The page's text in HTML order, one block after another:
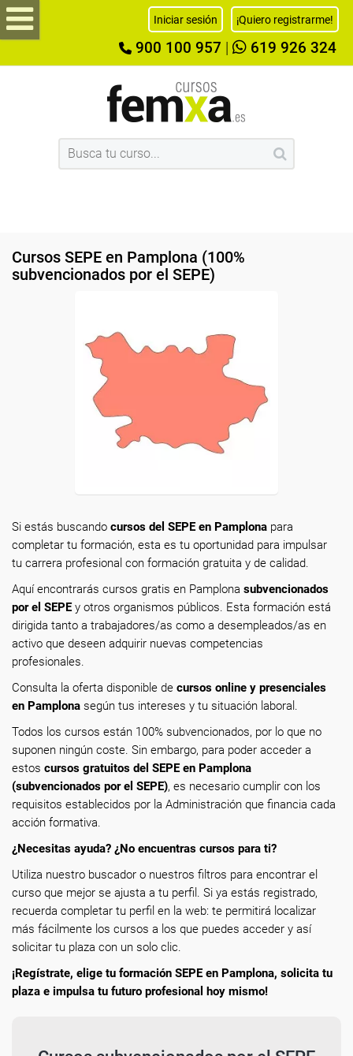
Iniciar sesión ¡Quiero registrarme!
900 100 957 619 926 324
Cursos SEPE en Pamplona (100%
subvencionados por el SEPE)
Si estás buscando cursos del SEPE en Pamplona para
completar tu formación, esta es tu oportunidad para impulsar
tu carrera profesional con formación gratuita y de calidad.
Aquí encontrarás cursos gratis en Pamplona subvencionados
por el SEPEy otros organismos públicos. Esta formación está
dirigida tanto a trabajadores/as como a desempleados/as en
activo que deseen adquirir nuevas competencias
profesionales.
Consulta la oferta disponible de cursos online y presenciales
en Pamplona según tus intereses y tu situación laboral.
Todos los cursos están 100% subvencionados, por lo que no
suponen ningún coste. Sin embargo, para poder acceder a
estos cursos gratuitos del SEPE en Pamplona
(subvencionados por el SEPE), es necesario cumplir con los
requisitos establecidos por la Administración que financia cada
acción formativa.
¿Necesitas ayuda? ¿No encuentras cursos para ti?
Utiliza nuestro buscador o nuestros filtros para encontrar el
curso que mejor se ajusta a tu perfil. Si ya estás registrado,
recuerda completar tu perfil en la web: te permitirá localizar
más fácilmente los cursos a los que puedes acceder y así
solicitar tu plaza con un solo clic.
¡Regístrate, elige tu formación SEPE en Pamplona, solicita tu
plaza e impulsa tu futuro profesional hoy mismo!